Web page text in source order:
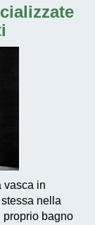
vasca in
nella
proprio bagno